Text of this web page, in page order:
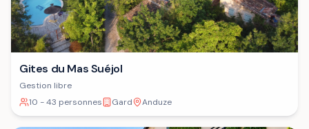
Gites du Mas Suéjol
Gestion libre
10 - 43 personnes
Gard Anduze